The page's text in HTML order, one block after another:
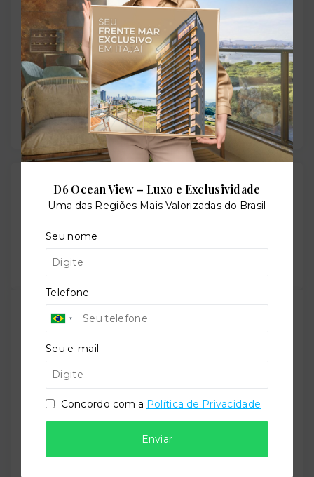
+
−
Leaflet
Gostou do imóvel?
Salve ele nos seus favoritos ou então compartilhe
com alguém no WhatsApp:
Compartilhar
TORQUATO - Corretor de Imóveis
contato@imobiliariatorquato.com.br
Nome
Telefone
D6 Ocean View – Luxo e Exclusividade
Uma das Regiões Mais Valorizadas do Brasil
Seu nome
Telefone
Seu e-mail
Concordo com a Política de Privacidade
Enviar